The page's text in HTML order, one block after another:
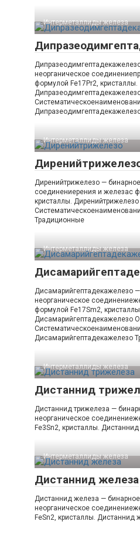
Интерметаллиды железа‎
неорганическое
формулой Fe17Pr2, кристаллы.
Интерметаллиды железа‎
Диренийтрижелезо —
соединениерения и железас
кристаллы.
Традиционные
Интерметаллиды железа‎
Дисамарийгептадекажелезо
неорганическое
формулой Fe17Sm2,
Дисамарийгептадекажелезо
Дисамарийгептадекажелезо
Интерметаллиды железа‎
Дистаннид
Дистаннид трижелеза —
неорганическое
Fe3Sn2, кристаллы.
Интерметаллиды железа‎
Дистаннид железа
Дистаннид железа —
неорганическое
FeSn2, кристаллы.